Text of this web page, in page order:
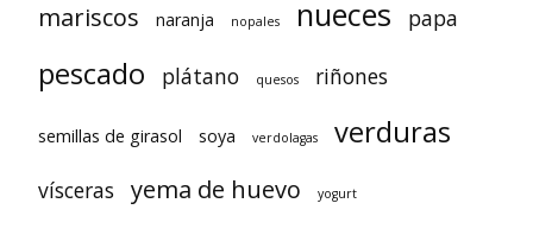
mariscos naranja nopales nueces papa
pescado plátano quesos riñones
semillas de girasol soya verdolagas verduras
vísceras yema de huevo yogurt